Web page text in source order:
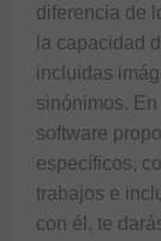
diferencia de
la capacidad
incluidas
sinónimos.
software
específicos,
trabajos e
con él, te